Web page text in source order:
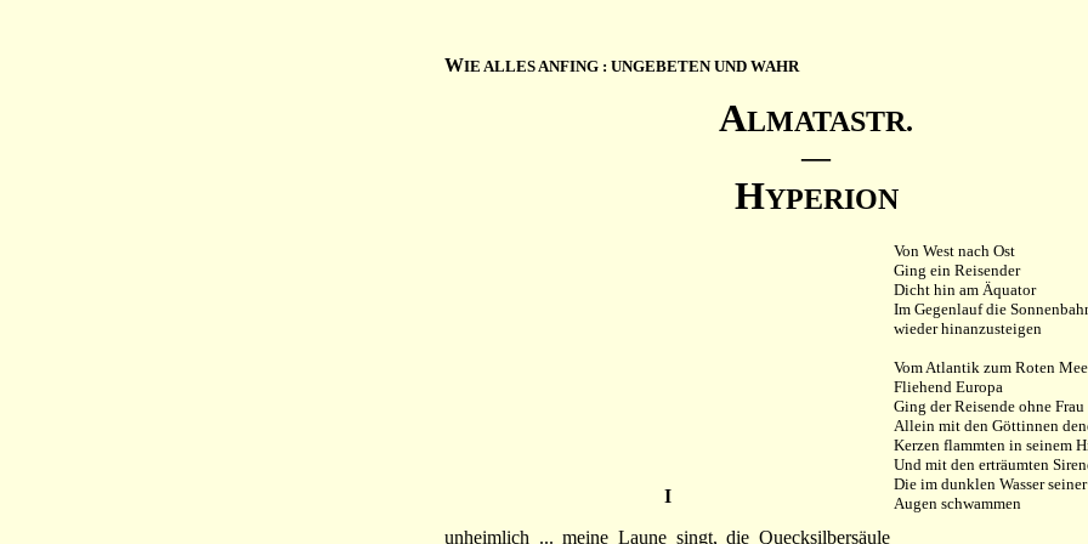
WIE ALLES ANFING : UNGEBETEN UND WAHR
ALMATASTR.
—
HYPERION
Von West nach Ost
Ging ein Reisender
Dicht hin am Äquator
Im Gegenlauf die
wieder hinanzusteigen
Vom Atlantik zum Roten
Fliehend Europa
Ging der Reisende ohne Frau
Allein mit den Göttinnen
Kerzen flammten in seinem
Und mit den erträumten
Die im dunklen Wasser seiner
Augen schwammen
I
unheimlich ... meine Laune singt, die Quecksilbersäule